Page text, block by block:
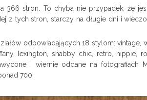
366 stron. To chyba nie przypadek, że
z tych stron, starczy na długie dni i
odpowiadających 18 stylom: vintage,
lexington, shabby chic, retro, hippie,
i wiernie oddane na fotografiach
700!